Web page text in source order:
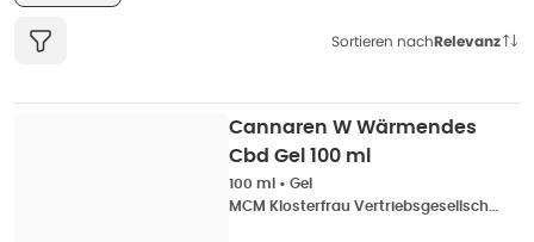
Sortieren nachRelevanz
Cannaren W Wärmendes
Cbd Gel 100 ml
100 ml • Gel